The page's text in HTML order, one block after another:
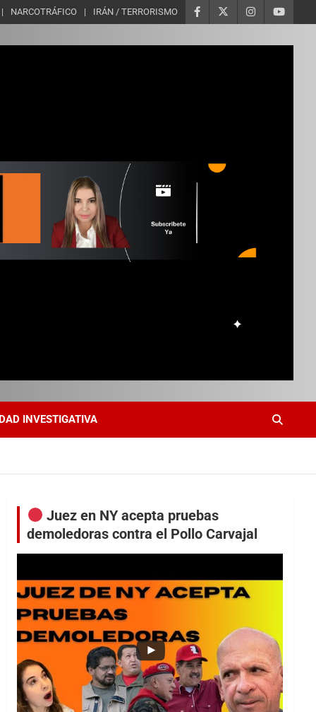
NARCOTRÁFICO IRÁN / TERRORISMO
INVESTIGATIVA
Juez en NY acepta pruebas
demoledoras contra el Pollo Carvajal